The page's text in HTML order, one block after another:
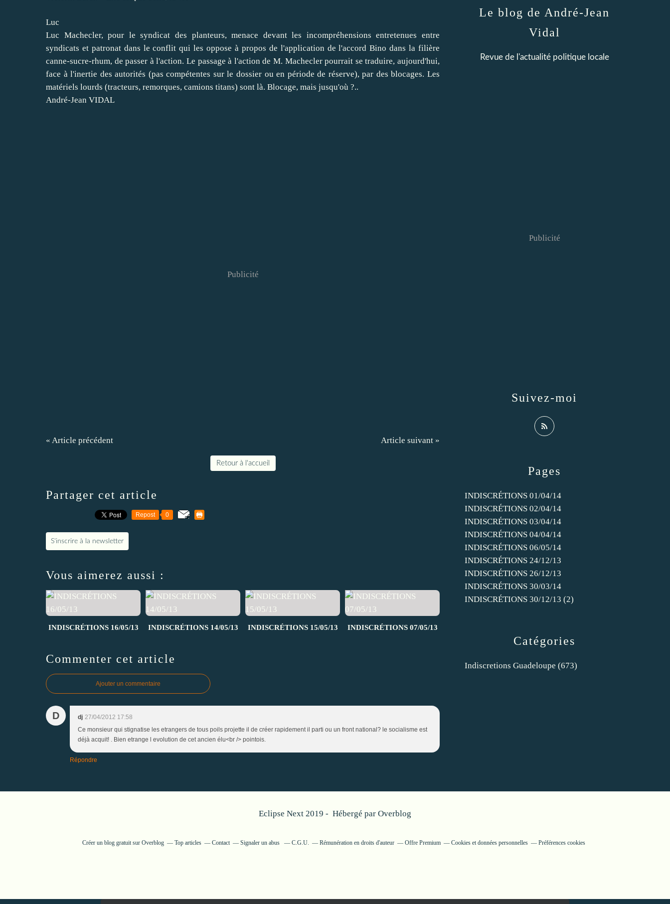
Luc
Luc Machecler, pour le syndicat des planteurs, menace devant les incompréhensions entretenues entre
syndicats et patronat dans le conflit qui les oppose à propos de l'application de l'accord Bino dans la filière
canne-sucre-rhum, de passer à l'action. Le passage à l'action de M. Machecler pourrait se traduire, aujourd'hui,
face à l'inertie des autorités (pas compétentes sur le dossier ou en période de réserve), par des blocages. Les
matériels lourds (tracteurs, remorques, camions titans) sont là. Blocage, mais jusqu'où ?..
André-Jean VIDAL
Publicité
« Article précédent Article suivant »
Retour à l'accueil
Partager cet article
Repost 0
S'inscrire à la newsletter
Vous aimerez aussi :
INDISCRÉTIONS 16/05/13 INDISCRÉTIONS 14/05/13 INDISCRÉTIONS 15/05/13 INDISCRÉTIONS 07/05/13
Commenter cet article
Ajouter un commentaire
D dj 27/04/2012 17:58
Ce monsieur qui stignatise les etrangers de tous poils projette il de créer rapidement il parti ou un front national? le socialisme est
déjà acquit! . Bien etrange l evolution de cet ancien élu<br /> pointois.
Répondre
Catégories
Indiscretions Guadeloupe (673)
Pages
INDISCRÉTIONS 01/04/14
INDISCRÉTIONS 02/04/14
INDISCRÉTIONS 03/04/14
INDISCRÉTIONS 04/04/14
INDISCRÉTIONS 06/05/14
INDISCRÉTIONS 24/12/13
INDISCRÉTIONS 26/12/13
INDISCRÉTIONS 30/03/14
INDISCRÉTIONS 30/12/13 (2)
Le blog de André-Jean
Vidal
Revue de l'actualité politique locale
Suivez-moi
Publicité
Eclipse Next 2019 - Hébergé par Overblog
Créer un blog gratuit sur Overblog Top articles Contact Signaler un abus C.G.U. Rémunération en droits d'auteur Offre Premium Cookies et données personnelles Préférences cookies